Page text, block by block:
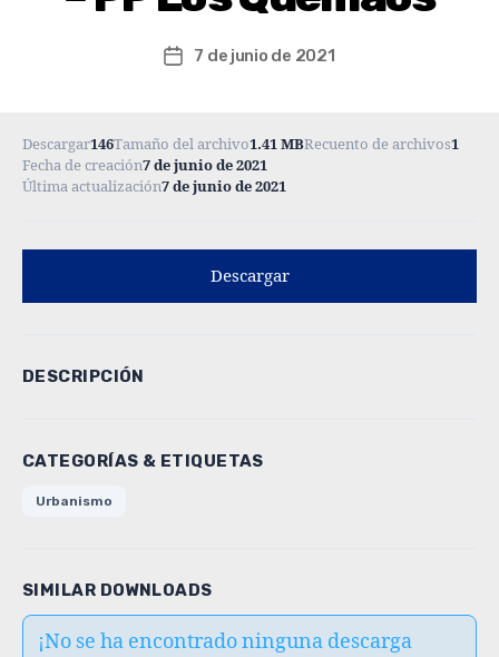
7 de junio de 2021
Descargar146Tamaño del archivo1.41 MBRecuento de archivos1
Fecha de creación7 de junio de 2021
Última actualización7 de junio de 2021
Descargar
DESCRIPCIÓN
CATEGORÍAS & ETIQUETAS
Urbanismo
SIMILAR DOWNLOADS
¡No se ha encontrado ninguna descarga